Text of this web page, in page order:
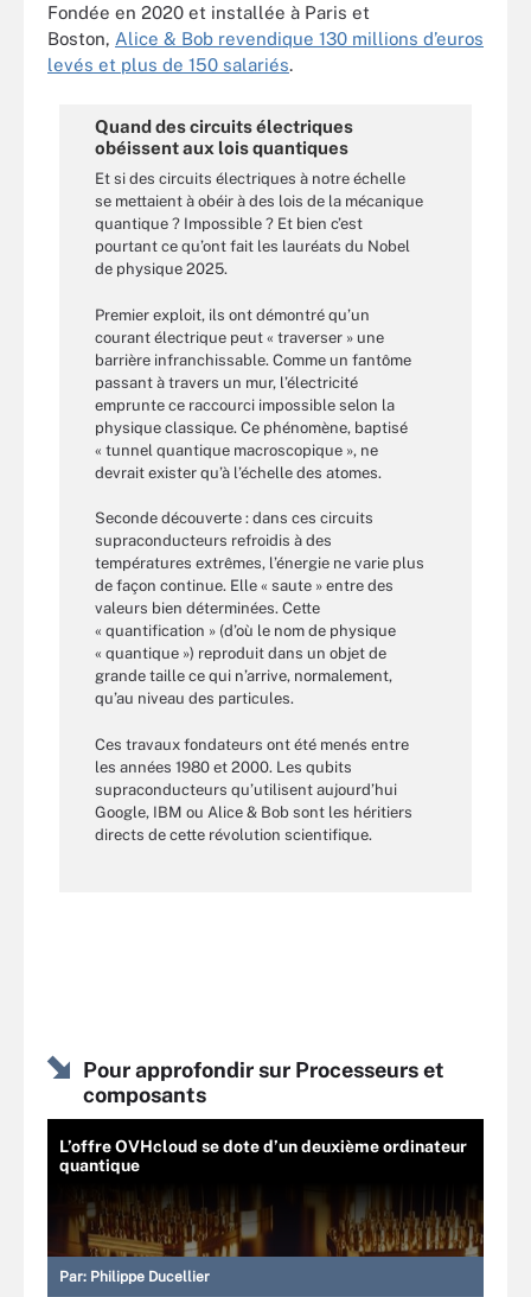
Fondée en 2020 et installée à Paris et
Boston, Alice & Bob revendique 130 millions d’euros
levés et plus de 150 salariés.
Quand des circuits électriques
obéissent aux lois quantiques
Et si des circuits électriques à notre échelle
se mettaient à obéir à des lois de la mécanique
quantique ? Impossible ? Et bien c’est
pourtant ce qu’ont fait les lauréats du Nobel
de physique 2025.
Premier exploit, ils ont démontré qu’un
courant électrique peut « traverser » une
barrière infranchissable. Comme un fantôme
passant à travers un mur, l’électricité
emprunte ce raccourci impossible selon la
physique classique. Ce phénomène, baptisé
« tunnel quantique macroscopique », ne
devrait exister qu’à l’échelle des atomes.
Seconde découverte : dans ces circuits
supraconducteurs refroidis à des
températures extrêmes, l’énergie ne varie plus
de façon continue. Elle « saute » entre des
valeurs bien déterminées. Cette
« quantification » (d’où le nom de physique
« quantique ») reproduit dans un objet de
grande taille ce qui n’arrive, normalement,
qu’au niveau des particules.
Ces travaux fondateurs ont été menés entre
les années 1980 et 2000. Les qubits
supraconducteurs qu’utilisent aujourd’hui
Google, IBM ou Alice & Bob sont les héritiers
directs de cette révolution scientifique.
Pour approfondir sur Processeurs et
composants
L’offre OVHcloud se dote d’un deuxième ordinateur
quantique
Par: Philippe Ducellier